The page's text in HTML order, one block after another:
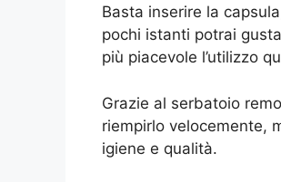
Basta inserire la
pochi istanti potrai
più piacevole l’utilizzo
Grazie al serbatoio
riempirlo velocemente,
igiene e qualità.